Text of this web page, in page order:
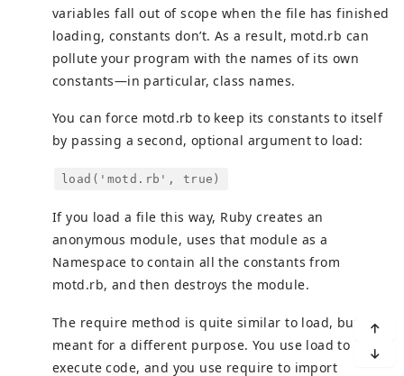
variables fall out of scope when the file has finished
loading, constants don’t. As a result, motd.rb can
pollute your program with the names of its own
constants—in particular, class names.
You can force motd.rb to keep its constants to itself
by passing a second, optional argument to load:
load('motd.rb', true)
If you load a file this way, Ruby creates an
anonymous module, uses that module as a
Namespace to contain all the constants from
motd.rb, and then destroys the module.
The require method is quite similar to load, but it’s
meant for a different purpose. You use load to
execute code, and you use require to import